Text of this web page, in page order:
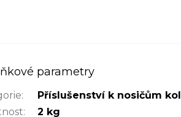
parametry
:
Příslušenství k nosičům kol
:
2 kg